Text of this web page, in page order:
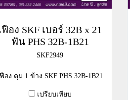
ฟือง SKF เบอร์ 32B x 21
ฟัน PHS 32B-1B21
SKF2949
ฟือง ดุม 1 ข้าง SKF PHS 32B-1B21
เปรียบเทียบ